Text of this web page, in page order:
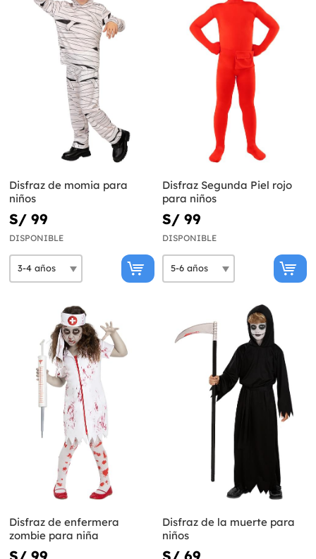
Disfraz de momia para
niños
S/ 99
DISPONIBLE
Disfraz Segunda Piel rojo
para niños
S/ 99
DISPONIBLE
Disfraz de enfermera
zombie para niña
Disfraz de la muerte para
niños